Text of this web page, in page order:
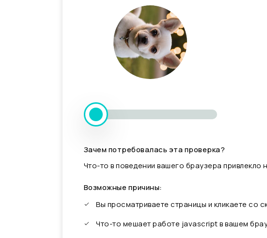
Зачем потребовалась эта проверка?
Что-то в поведении вашего браузера привлекло
Возможные причины:
Вы просматриваете страницы и кликаете
Что-то мешает работе javascript в вашем